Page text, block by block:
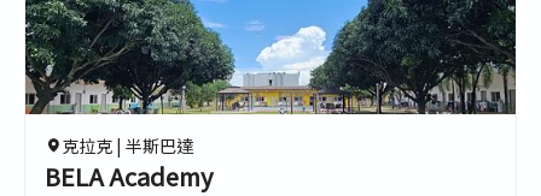
0.0
0.0
0.0
克拉克 | 半斯巴達
BELA Academy